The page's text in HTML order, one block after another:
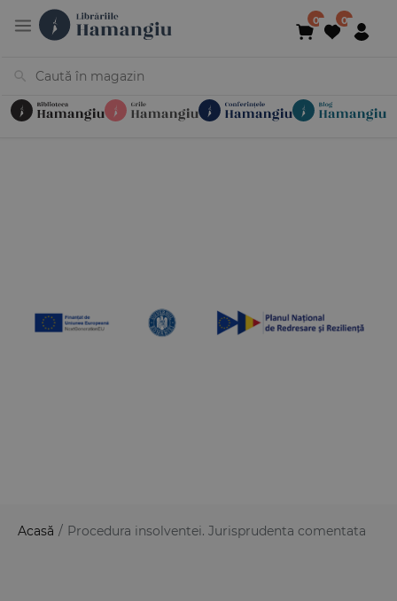
Acasă / Procedura insolventei. Jurisprudenta comentata